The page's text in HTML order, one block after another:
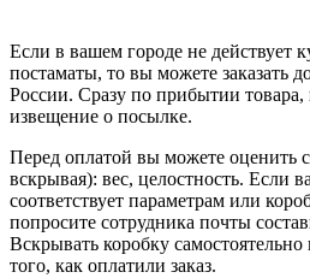
Если в вашем городе не действует
постаматы, то вы можете заказать
России. Сразу по прибытии товара,
извещение о посылке.
Перед оплатой вы можете оценить
вскрывая): вес, целостность. Если
соответствует параметрам или
попросите сотрудника почты
Вскрывать коробку
того, как оплатили заказ.